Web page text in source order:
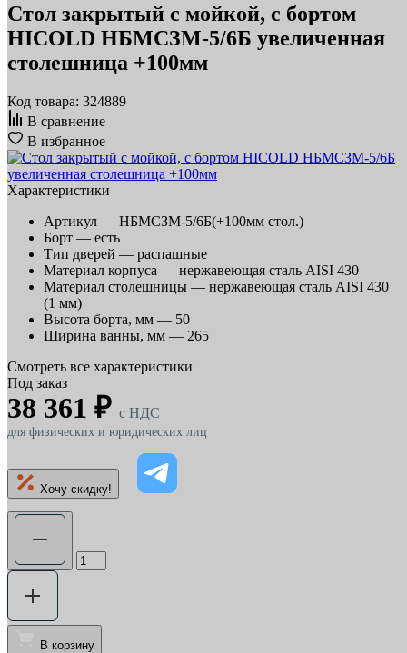
Стол закрытый с мойкой, с бортом
HICOLD НБМСЗМ-5/6Б увеличенная
столешница +100мм
Код товара: 324889
В сравнение
В избранное
Характеристики
Артикул — НБМСЗМ-5/6Б(+100мм стол.)
Борт — есть
Тип дверей — распашные
Материал корпуса — нержавеющая сталь AISI 430
Материал столешницы — нержавеющая сталь AISI 430
(1 мм)
Высота борта, мм — 50
Ширина ванны, мм — 265
Смотреть все характеристики
Под заказ
38 361 ₽ c НДС
для физических и юридических лиц
Хочу скидку!
В корзину